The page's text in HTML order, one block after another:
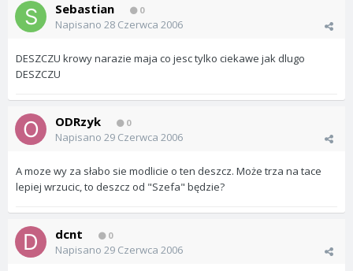
Sebastian 0
Napisano 28 Czerwca 2006
DESZCZU krowy narazie maja co jesc tylko ciekawe jak dlugo
DESZCZU
ODRzyk 0
Napisano 29 Czerwca 2006
A moze wy za słabo sie modlicie o ten deszcz. Może trza na tace
lepiej wrzucic, to deszcz od "Szefa" będzie?
dcnt 0
Napisano 29 Czerwca 2006